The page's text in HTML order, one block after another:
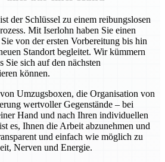
der Schlüssel zu einem reibungslosen
Mit Iserlohn haben Sie einen
von der ersten Vorbereitung bis hin
Standort begleitet. Wir kümmern
Sie sich auf den nächsten
können.
Umzugsboxen, die Organisation von
wertvoller Gegenstände – bei
Hand und nach Ihren individuellen
es, Ihnen die Arbeit abzunehmen und
und einfach wie möglich zu
Nerven und Energie.